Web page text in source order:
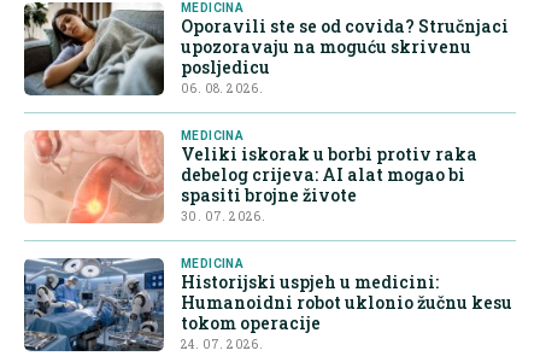
MEDICINA
Oporavili ste se od covida? Stručnjaci
upozoravaju na moguću skrivenu
posljedicu
06. 08. 2026.
MEDICINA
Veliki iskorak u borbi protiv raka
debelog crijeva: AI alat mogao bi
spasiti brojne živote
30. 07. 2026.
MEDICINA
Historijski uspjeh u medicini:
Humanoidni robot uklonio žučnu kesu
tokom operacije
24. 07. 2026.